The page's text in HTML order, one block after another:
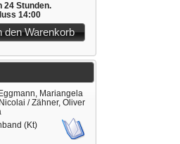
24 Stunden.
14:00
den Warenkorb
Mariangela
/ Zähner, Oliver
(Kt)